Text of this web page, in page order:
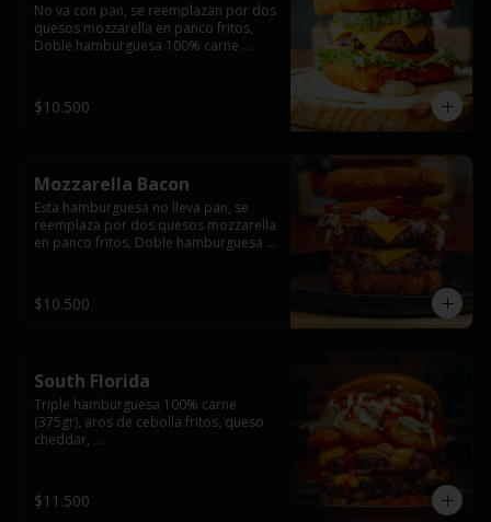
No va con pan, se reemplazan por dos
quesos mozzarella en panco fritos,
Doble hamburguesa 100% carne
$10.500
Mozzarella Bacon
Esta hamburguesa no lleva pan, se
reemplaza por dos quesos mozzarella
en panco fritos, Doble hamburguesa
salsa BBQ acompañado de papas
fritas.
$10.500
South Florida
Triple hamburguesa 100% carne
(375gr), aros de cebolla fritos, queso
cheddar,
$11.500